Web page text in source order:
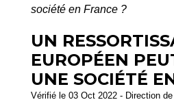
société en France ?
UN
EUROPÉEN
UNE SOCIÉTÉ
Vérifié le 03 Oct 2022 - Direction